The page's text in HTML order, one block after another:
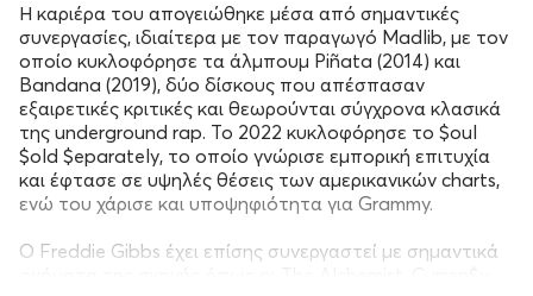
Η καριέρα του απογειώθηκε μέσα από σημαντικές
συνεργασίες, ιδιαίτερα με τον παραγωγό Madlib, με τον
οποίο κυκλοφόρησε τα άλμπουμ Piñata (2014) και
Bandana (2019), δύο δίσκους που απέσπασαν
εξαιρετικές κριτικές και θεωρούνται σύγχρονα κλασικά
της underground rap. Το 2022 κυκλοφόρησε το $oul
$old $eparately, το οποίο γνώρισε εμπορική επιτυχία
και έφτασε σε υψηλές θέσεις των αμερικανικών charts,
ενώ του χάρισε και υποψηφιότητα για Grammy.
Ο Freddie Gibbs έχει επίσης συνεργαστεί με σημαντικά